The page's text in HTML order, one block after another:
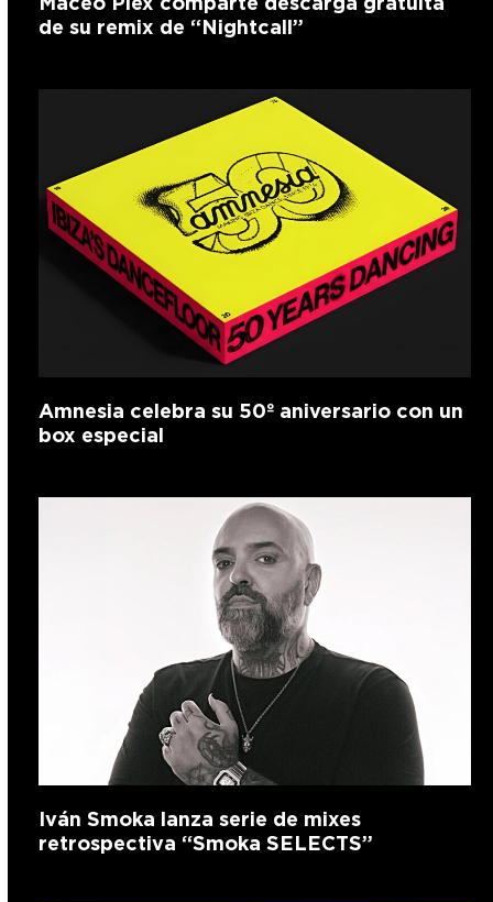
de su remix de “Nightcall”
Amnesia celebra su 50º aniversario con un
box especial
Iván Smoka lanza serie de mixes
retrospectiva “Smoka SELECTS”